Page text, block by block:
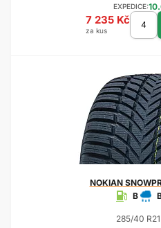
EXPEDICE:
7 235 Kč
za kus
NOKIAN
B
285/40